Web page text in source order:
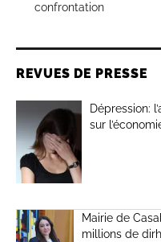
confrontation
REVUES DE PRESSE
Dépression:
sur
Mairie de
millions de